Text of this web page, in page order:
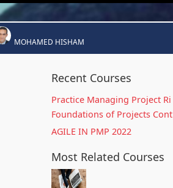
MOHAMED HISHAM
Recent Courses
Practice Managing Project Ri
Foundations of Projects Cont
AGILE IN PMP 2022
Most Related Courses